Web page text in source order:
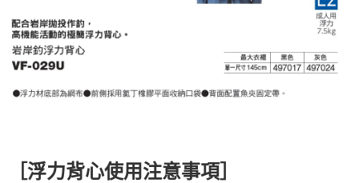
［浮力背心使用注意事項］